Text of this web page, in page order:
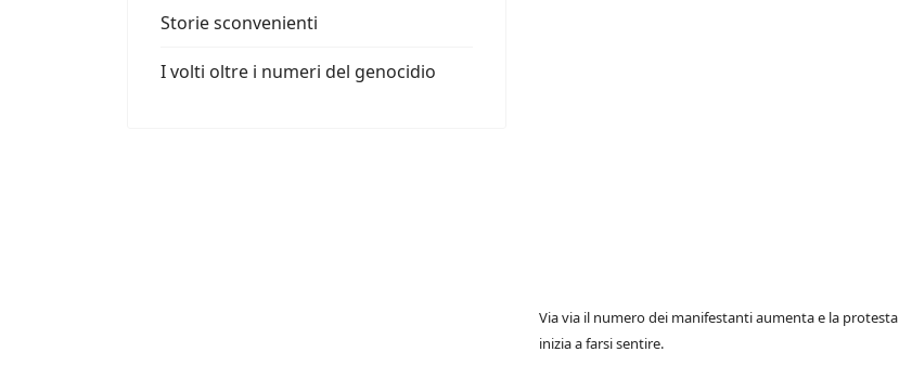
Storie sconvenienti
I volti oltre i numeri del genocidio
Via via il numero dei manifestanti aumenta e la protesta
inizia a farsi sentire.